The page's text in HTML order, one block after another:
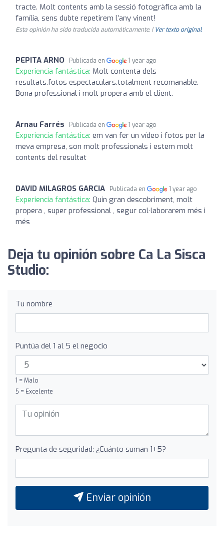
tracte. Molt contents amb la sessió fotogràfica amb la
família, sens dubte repetirem l’any vinent!
Esta opinión ha sido traducida automáticamente. | Ver texto original
PEPITA ARNO Publicada en 1 year ago
Experiencia fantástica: Molt contenta dels
resultats.fotos espectaculars.totalment recomanable.
Bona professional i molt propera amb el client.
Arnau Farrés Publicada en 1 year ago
Experiencia fantástica: em van fer un vídeo i fotos per la
meva empresa, son molt professionals i estem molt
contents del resultat
DAVID MILAGROS GARCIA Publicada en 1 year ago
Experiencia fantástica: Quin gran descobriment, molt
propera , super professional , segur col·laborarem més i
més
Deja tu opinión sobre Ca La Sisca
Studio:
Tu nombre
Puntúa del 1 al 5 el negocio
1 = Malo
5 = Excelente
Pregunta de seguridad: ¿Cuánto suman 1+5?
Enviar opinión